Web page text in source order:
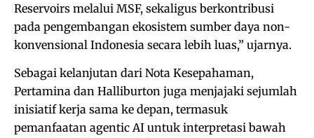
Reservoirs melalui MSF, sekaligus berkontribusi
pada pengembangan ekosistem sumber daya non-
konvensional Indonesia secara lebih luas,” ujarnya.
Sebagai kelanjutan dari Nota Kesepahaman,
Pertamina dan Halliburton juga menjajaki sejumlah
inisiatif kerja sama ke depan, termasuk
pemanfaatan agentic AI untuk interpretasi bawah